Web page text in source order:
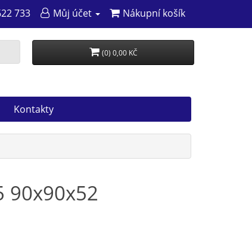
733 Můj účet Nákupní košík
(0) 0,00 KČ
Kontakty
90x90x52